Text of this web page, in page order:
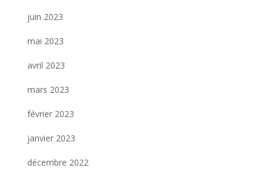
juin 2023
mai 2023
avril 2023
mars 2023
février 2023
janvier 2023
décembre 2022